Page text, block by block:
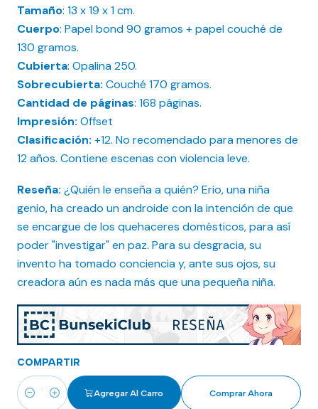
Tamaño: 13 x 19 x 1 cm.
Cuerpo: Papel bond 90 gramos + papel couché de
130 gramos.
Cubierta: Opalina 250.
Sobrecubierta: Couché 170 gramos.
Cantidad de páginas: 168 páginas.
Impresión: Offset
Clasificación: +12. No recomendado para menores de
12 años. Contiene escenas con violencia leve.
Reseña: ¿Quién le enseña a quién? Erio, una niña
genio, ha creado un androide con la intención de que
se encargue de los quehaceres domésticos, para así
poder "investigar" en paz. Para su desgracia, su
invento ha tomado conciencia y, ante sus ojos, su
creadora aún es nada más que una pequeña niña.
COMPARTIR
Cantidad
Agregar Al Carro Comprar Ahora